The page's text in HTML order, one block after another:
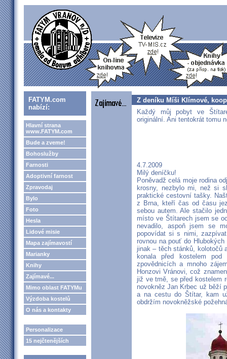
FATYM.com
nabízí:
Hlavní strana
www.FATYM.com
Bude a zveme!
Bohoslužby
Farnosti
Adoptivní farnost
Zpravodaj
Bylo
Foto
Hesla
Lidové misie
Mapa zajímavostí
Marianky
Knihy
Zajímavé...
Mimo oblast FATYMu
Výzdoba kostelů
O nás a kontakty
Personalizace
15 nejčtenějších
Z deníku Míši Klímové,
Každý můj pobyt ve
originální. Ani tentokrát tomu
4.7.2009
Milý deníčku!
Poněvadž celá moje rodina
krosny, nezbylo mi, než si
praktické cestovní tašky.
z Brna, kteří čas od času
sebou autem. Ale stačilo
místo ve Štítarech jsem se
nevadilo, aspoň jsem se
popovídat si s nimi,
rovnou na pouť do
jinak – těch stánků, kolotočů
konala před kostelem
zpovědnicích a mnoho
Honzovi Vránovi, což
již ve tmě, se před kostelem
novokněz Jan Krbec už běží
a na cestu do Štítar, kam
obdržím novokněžské